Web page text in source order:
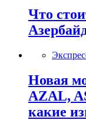
Что
Новая
AZAL,
какие